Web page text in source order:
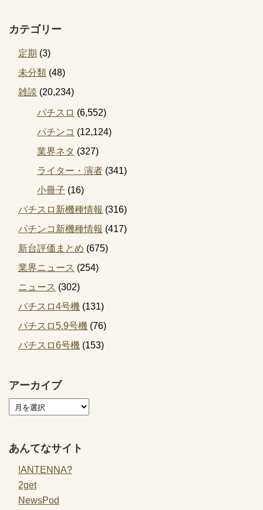
カテゴリー
定期 (3)
未分類 (48)
雑談 (20,234)
パチスロ (6,552)
パチンコ (12,124)
業界ネタ (327)
ライター・演者 (341)
小冊子 (16)
パチスロ新機種情報 (316)
パチンコ新機種情報 (417)
新台評価まとめ (675)
業界ニュース (254)
ニュース (302)
パチスロ4号機 (131)
パチスロ5.9号機 (76)
パチスロ6号機 (153)
アーカイブ
あんてなサイト
!ANTENNA?
2get
NewsPod